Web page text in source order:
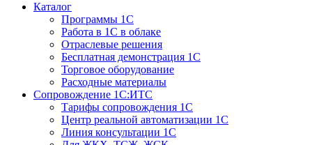
Каталог
Программы 1С
Работа в 1С в облаке
Отраслевые решения
Бесплатная демонстрация 1С
Торговое оборудование
Расходные материалы
Сопровождение 1С:ИТС
Тарифы сопровождения 1С
Центр реальной автоматизации 1С
Линия консультации 1С